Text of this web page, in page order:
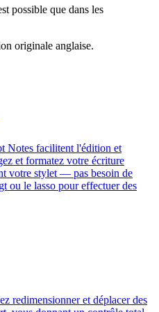
possible que dans les
originale anglaise.
Notes facilitent l'édition et
et formatez votre écriture
votre stylet — pas besoin de
ou le lasso pour effectuer des
redimensionner et déplacer des